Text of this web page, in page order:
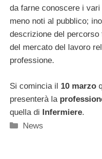
da farne conoscere i
meno noti al pubblico;
descrizione del
del mercato del lavoro
professione.
Si comincia il 10 marzo
presenterà la
quella di Infermiere.
Categorie
News